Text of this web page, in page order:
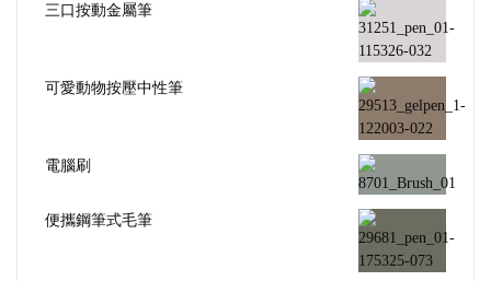
三口按動金屬筆
可愛動物按壓中性筆
電腦刷
便攜鋼筆式毛筆